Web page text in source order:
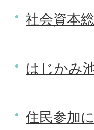
社会資本
はじかみ
住民参加